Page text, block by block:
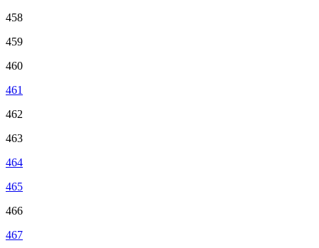
458
459
460
461
462
463
464
465
466
467